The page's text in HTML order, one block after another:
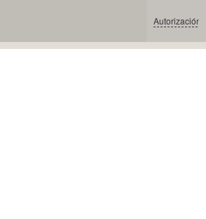
Autorización